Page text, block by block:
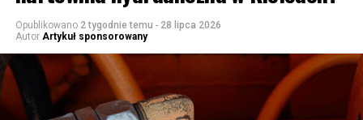
Opublikowano 2 tygodnie temu - 28 lipca 2026
Autor Artykuł sponsorowany